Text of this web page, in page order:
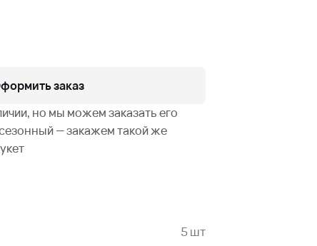
заказ
но мы можем заказать его
— закажем такой же
5 шт